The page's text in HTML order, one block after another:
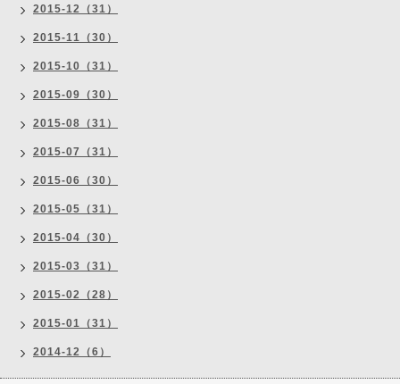
2015-12（31）
2015-11（30）
2015-10（31）
2015-09（30）
2015-08（31）
2015-07（31）
2015-06（30）
2015-05（31）
2015-04（30）
2015-03（31）
2015-02（28）
2015-01（31）
2014-12（6）